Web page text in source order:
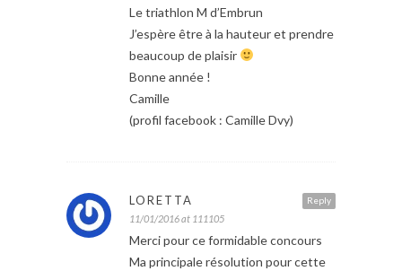
Le triathlon M d’Embrun
J’espère être à la hauteur et prendre
beaucoup de plaisir
Bonne année !
Camille
(profil facebook : Camille Dvy)
Reply
LORETTA
11/01/2016 at 111105
Merci pour ce formidable concours
Ma principale résolution pour cette